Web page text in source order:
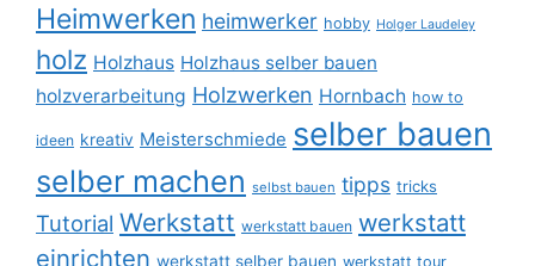
Heimwerken heimwerker hobby Holger Laudeley
holz Holzhaus Holzhaus selber bauen
holzverarbeitung Holzwerken Hornbach how to
ideen kreativ Meisterschmiede selber bauen
selber machen selbst bauen tipps tricks
Tutorial Werkstatt werkstatt bauen werkstatt
einrichten werkstatt selber bauen werkstatt tour